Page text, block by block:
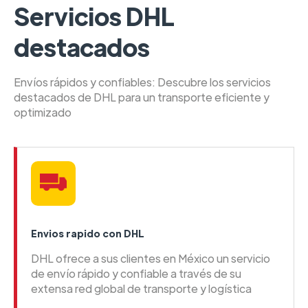
Servicios DHL
destacados
Envíos rápidos y confiables: Descubre los servicios
destacados de DHL para un transporte eficiente y
optimizado
Envios rapido con DHL
DHL ofrece a sus clientes en México un servicio
de envío rápido y confiable a través de su
extensa red global de transporte y logística